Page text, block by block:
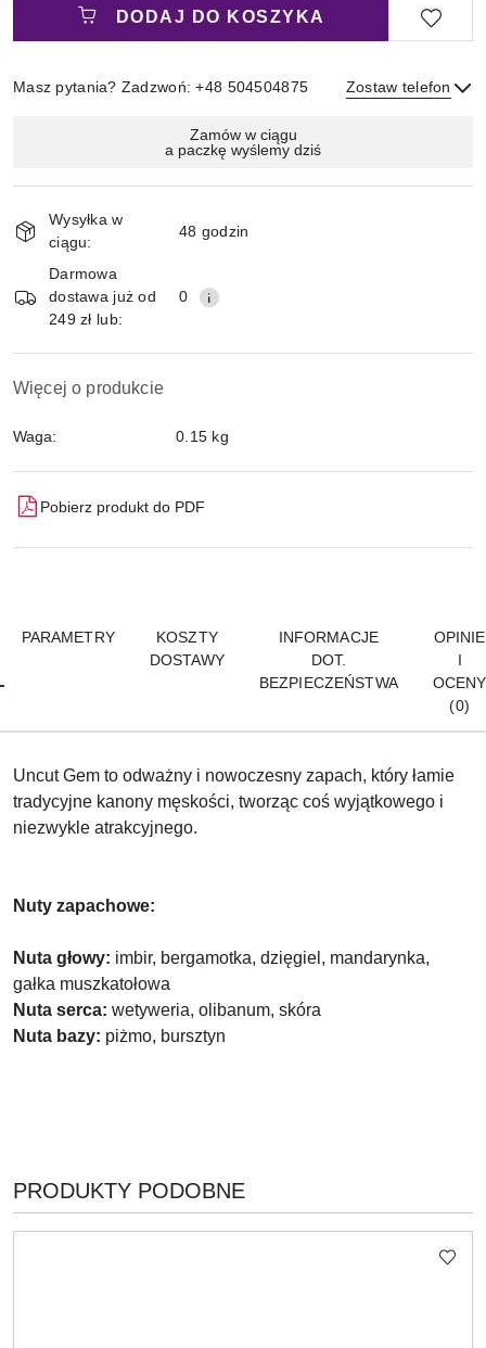
DODAJ DO KOSZYKA
Masz pytania? Zadzwoń: +48 504504875 Zostaw telefon
Wyślij
dostawa
Zamów w ciągu
a paczkę wyślemy dziś
Wysyłka w
ciągu:
48 godzin
Darmowa
dostawa już od
249 zł lub:
0
Więcej o produkcie
Waga: 0.15 kg
Pobierz produkt do PDF
PARAMETRY
KOSZTY
DOSTAWY
INFORMACJE
DOT.
BEZPIECZEŃSTWA
OPINIE
I
OCENY
(0)
Uncut Gem to odważny i nowoczesny zapach, który łamie
tradycyjne kanony męskości, tworząc coś wyjątkowego i
niezwykle atrakcyjnego.
Nuty zapachowe:
Nuta głowy: imbir, bergamotka, dzięgiel, mandarynka,
gałka muszkatołowa
Nuta serca: wetyweria, olibanum, skóra
Nuta bazy: piżmo, bursztyn
Pomiń karuzelę produktów
PRODUKTY
O
PRODUKTY PODOBNE